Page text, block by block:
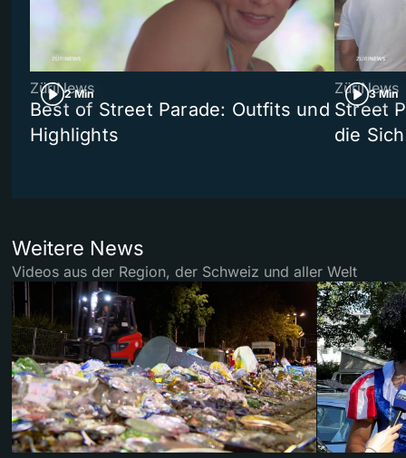
2 Min
ZüriNews
Best of Street Parade: Outfits und
Highlights
3 Min
ZüriNews
Street
die
Weitere News
Videos aus der Region, der Schweiz und aller Welt